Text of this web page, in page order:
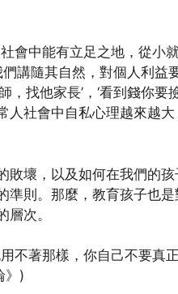
會中能有立足之地，從小
講隨其自然，對個人利益
找他家長’，‘看到錢你要
人社會中自私心理越來越大
敗壞，以及如何在我們的孩
準則。那麼，教育孩子也
次。
不著那樣，你自己不要真
》)